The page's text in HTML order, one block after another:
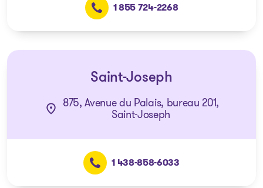
1 855 724-2268
Saint-Joseph
875, Avenue du Palais, bureau 201,
Saint-Joseph
1 438-858-6033